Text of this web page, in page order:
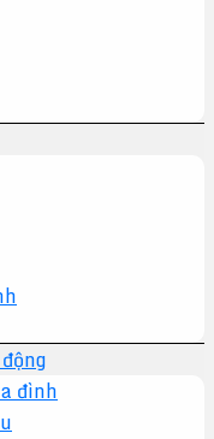
đình